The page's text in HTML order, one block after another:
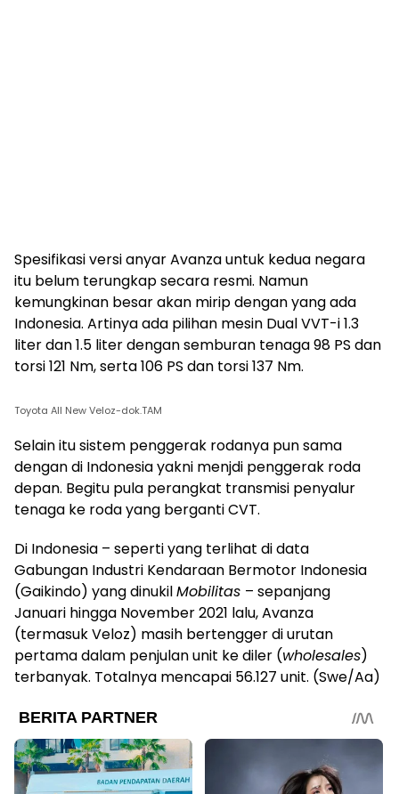
Spesifikasi versi anyar Avanza untuk kedua negara
itu belum terungkap secara resmi. Namun
kemungkinan besar akan mirip dengan yang ada
Indonesia. Artinya ada pilihan mesin Dual VVT-i 1.3
liter dan 1.5 liter dengan semburan tenaga 98 PS dan
torsi 121 Nm, serta 106 PS dan torsi 137 Nm.
Toyota All New Veloz-dok.TAM
Selain itu sistem penggerak rodanya pun sama
dengan di Indonesia yakni menjdi penggerak roda
depan. Begitu pula perangkat transmisi penyalur
tenaga ke roda yang berganti CVT.
Di Indonesia – seperti yang terlihat di data
Gabungan Industri Kendaraan Bermotor Indonesia
(Gaikindo) yang dinukilMobilitas – sepanjang
Januari hingga November 2021 lalu, Avanza
(termasuk Veloz) masih bertengger di urutan
pertama dalam penjulan unit ke diler (wholesales)
terbanyak. Totalnya mencapai 56.127 unit. (Swe/Aa)